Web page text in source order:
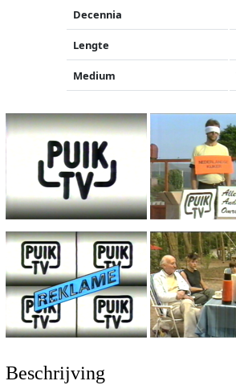
Decennia
Lengte
Medium
Beschrijving